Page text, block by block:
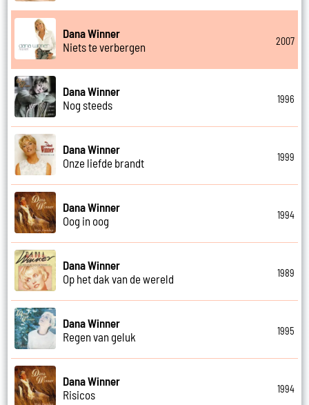
Dana Winner
Niets te verbergen
2007
Dana Winner
Nog steeds
1996
Dana Winner
Onze liefde brandt
1999
Dana Winner
Oog in oog
1994
Dana Winner
Op het dak van de wereld
1989
Dana Winner
Regen van geluk
1995
Dana Winner
Risicos
1994